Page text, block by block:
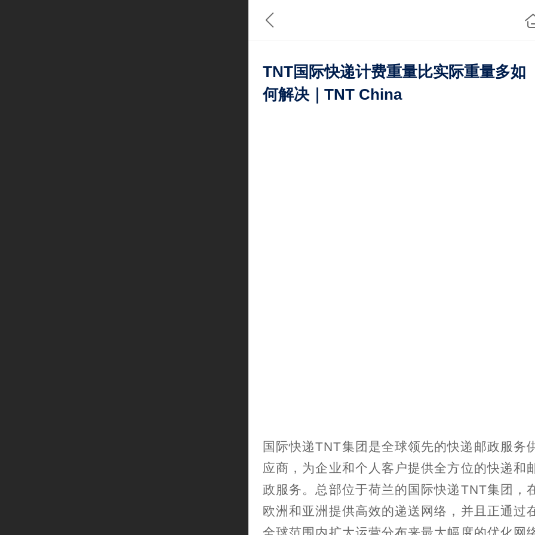
TNT国际快递计费重量比实际重量多如
何解决｜TNT China
国际快递TNT集团是全球领先的快递邮政服务
应商，为企业和个人客户提供全方位的快递和
政服务。总部位于荷兰的国际快递TNT集团，
欧洲和亚洲提供高效的递送网络，并且正通过